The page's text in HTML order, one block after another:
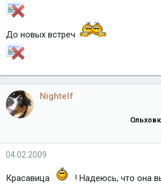
До новых встреч
Nightelf
04.02.2009
Красавица
! Надеюсь, что она